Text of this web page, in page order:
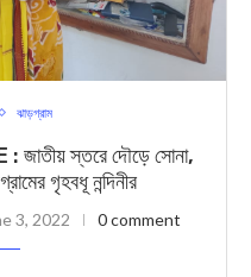
ঝাড়গ্রাম
স্তরে দৌড়ে সোনা,
গৃহবধূ নন্দিনীর
3, 2022 0 comment